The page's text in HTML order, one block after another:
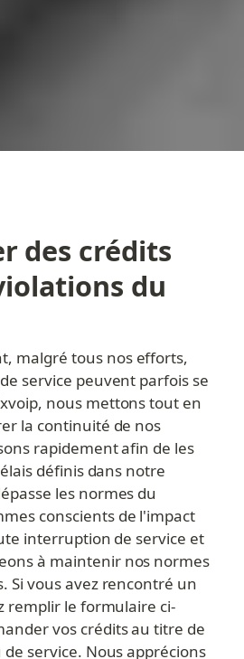
des crédits
du
malgré tous nos efforts,
service peuvent parfois se
nous mettons tout en
la continuité de nos
rapidement afin de les
définis dans notre
les normes du
conscients de l'impact
interruption de service et
à maintenir nos normes
Si vous avez rencontré un
remplir le formulaire ci-
vos crédits au titre de
service. Nous apprécions